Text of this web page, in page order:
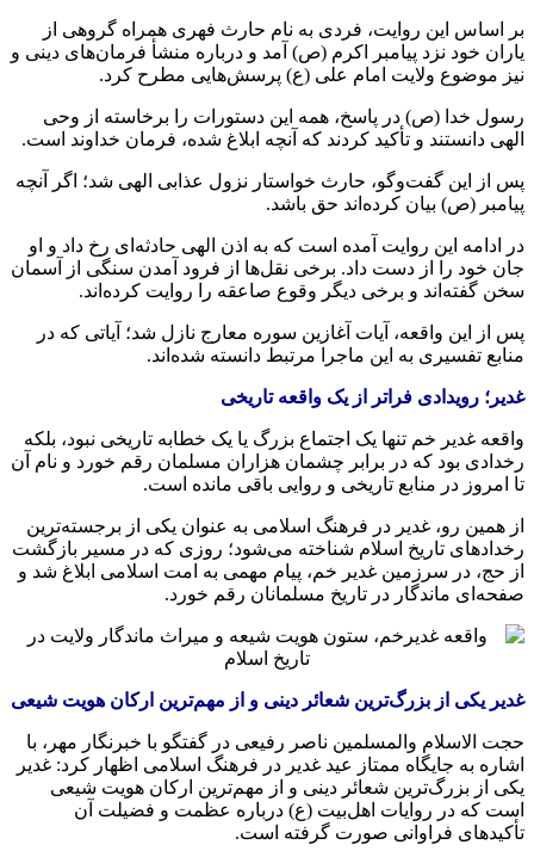
بر اساس این روایت، فردی به نام حارث فهری همراه گروهی از
یاران خود نزد پیامبر اکرم (ص) آمد و درباره منشأ فرمان‌های دینی و
نیز موضوع ولایت امام علی (ع) پرسش‌هایی مطرح کرد.
رسول خدا (ص) در پاسخ، همه این دستورات را برخاسته از وحی
الهی دانستند و تأکید کردند که آنچه ابلاغ شده، فرمان خداوند است.
پس از این گفت‌وگو، حارث خواستار نزول عذابی الهی شد؛ اگر آنچه
پیامبر (ص) بیان کرده‌اند حق باشد.
در ادامه این روایت آمده است که به اذن الهی حادثه‌ای رخ داد و او
جان خود را از دست داد. برخی نقل‌ها از فرود آمدن سنگی از آسمان
سخن گفته‌اند و برخی دیگر وقوع صاعقه را روایت کرده‌اند.
پس از این واقعه، آیات آغازین سوره معارج نازل شد؛ آیاتی که در
منابع تفسیری به این ماجرا مرتبط دانسته شده‌اند.
غدیر؛ رویدادی فراتر از یک واقعه تاریخی
واقعه غدیر خم تنها یک اجتماع بزرگ یا یک خطابه تاریخی نبود، بلکه
رخدادی بود که در برابر چشمان هزاران مسلمان رقم خورد و نام آن
تا امروز در منابع تاریخی و روایی باقی مانده است.
از همین رو، غدیر در فرهنگ اسلامی به عنوان یکی از برجسته‌ترین
رخدادهای تاریخ اسلام شناخته می‌شود؛ روزی که در مسیر بازگشت
از حج، در سرزمین غدیر خم، پیام مهمی به امت اسلامی ابلاغ شد و
صفحه‌ای ماندگار در تاریخ مسلمانان رقم خورد.
غدیر یکی از بزرگ‌ترین شعائر دینی و از مهم‌ترین ارکان هویت شیعی
حجت الاسلام والمسلمین ناصر رفیعی در گفتگو با خبرنگار مهر، با
اشاره به جایگاه ممتاز عید غدیر در فرهنگ اسلامی اظهار کرد: غدیر
یکی از بزرگ‌ترین شعائر دینی و از مهم‌ترین ارکان هویت شیعی
است که در روایات اهل‌بیت (ع) درباره عظمت و فضیلت آن
تأکیدهای فراوانی صورت گرفته است.